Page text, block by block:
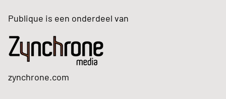
Publique is een onderdeel van
zynchrone.com